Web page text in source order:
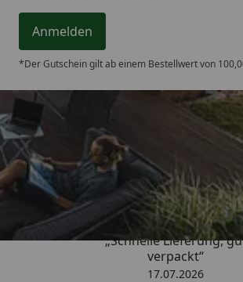
Anmelden
*Der Gutschein gilt ab einem Bestellwert von
Trusted Shops
4,65/ 5
„Schnelle Lieferung,
verpackt“
17.07.2026